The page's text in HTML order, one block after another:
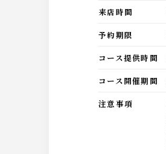
来店時間
予約期限
コース提供時間
コース開催期間
注意事項